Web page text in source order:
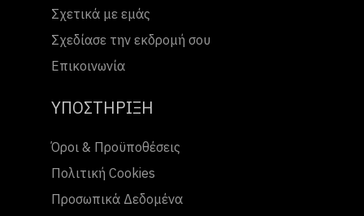
Σχετικά με εμάς
Σχεδίασε την εκδρομή σου
Επικοινωνία
ΥΠΟΣΤΗΡΙΞΗ
Όροι & Προϋποθέσεις
Πολιτική Cookies
Προσωπικά Δεδομένα